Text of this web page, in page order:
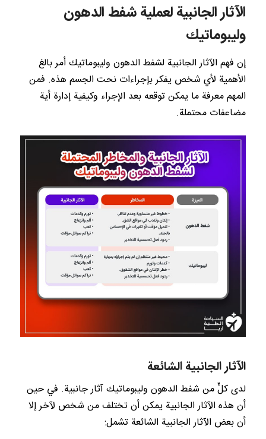
الآثار الجانبية لعملية شفط الدهون
وليبوماتيك
إن فهم الآثار الجانبية لشفط الدهون وليبوماتيك أمر بالغ
الأهمية لأي شخص يفكر بإجراءات نحت الجسم هذه. فمن
المهم معرفة ما يمكن توقعه بعد الإجراء وكيفية إدارة أية
مضاعفات محتملة.
الآثار الجانبية الشائعة
لدى كلٍّ من شفط الدهون وليبوماتيك آثار جانبية. في حين
أن هذه الآثار الجانبية يمكن أن تختلف من شخص لآخر إلا
أن بعض الآثار الجانبية الشائعة تشمل: